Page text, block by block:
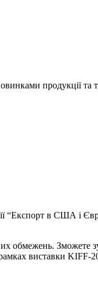
продукції та
“Експорт в США і
обмежень. Зможете
виставки KIFF-